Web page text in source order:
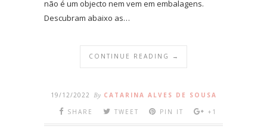
não é um objecto nem vem em embalagens.
Descubram abaixo as…
CONTINUE READING →
19/12/2022 By CATARINA ALVES DE SOUSA
SHARE
TWEET PIN IT +1